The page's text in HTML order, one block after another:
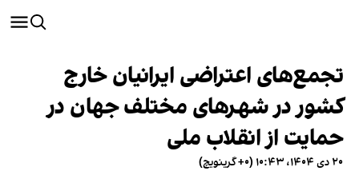
تجمع‌های اعتراضی ایرانیان خارج
کشور در شهرهای مختلف جهان در
حمایت از انقلاب ملی
۲۰ دی ۱۴۰۴، ۱۰:۴۳ (‎+۰ گرینویچ)